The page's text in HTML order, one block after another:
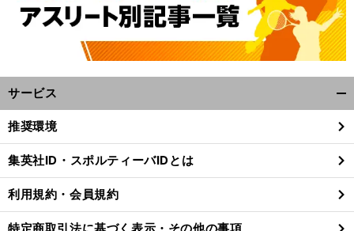
サービス
閉
る
推奨環境
集英社ID・スポルティーバIDとは
利用規約・会員規約